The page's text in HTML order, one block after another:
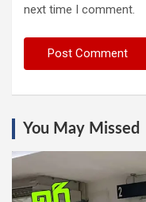
next time I comment.
You May Missed